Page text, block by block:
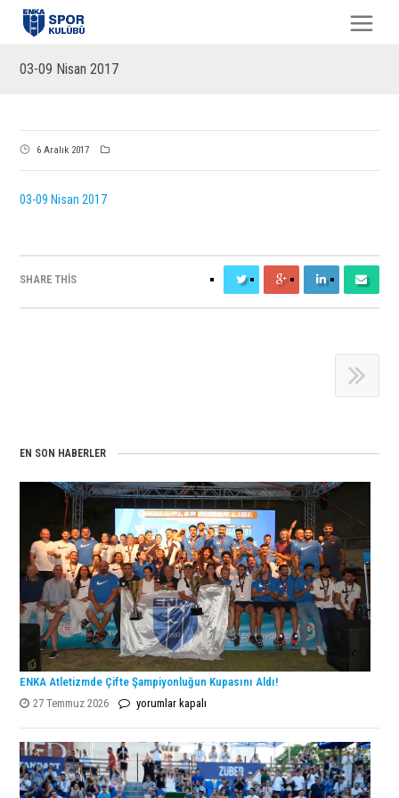
03-09 Nisan 2017
6 Aralık 2017
03-09 Nisan 2017
SHARE THIS
EN SON HABERLER
ENKA Atletizmde Çifte Şampiyonluğun Kupasını Aldı!
27 Temmuz 2026
ENKA
Çifte
Şampiyonluğun
Kupasını
yorumlar kapalı